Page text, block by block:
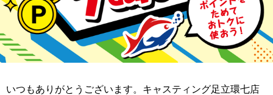
いつもありがとうございます。キャスティング足立環七店